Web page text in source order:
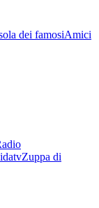
dei famosiAmici
Zuppa di